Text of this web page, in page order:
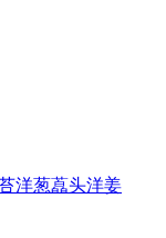
洋葱藠头洋姜